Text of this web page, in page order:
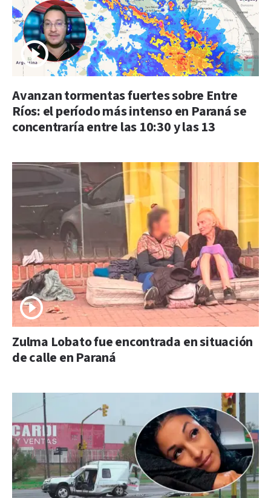
Avanzan tormentas fuertes sobre Entre
Ríos: el período más intenso en Paraná se
concentraría entre las 10:30 y las 13
Zulma Lobato fue encontrada en situación
de calle en Paraná